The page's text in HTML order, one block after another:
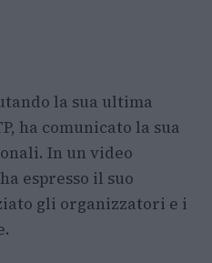
la sua ultima
ha comunicato la sua
In un video
espresso il suo
gli organizzatori e i